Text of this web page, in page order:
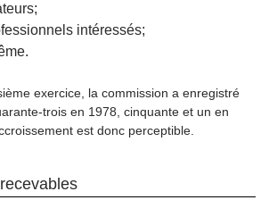
intéressés;
exercice, la commission a enregistré
trois en 1978, cinquante et un en
est donc perceptible.